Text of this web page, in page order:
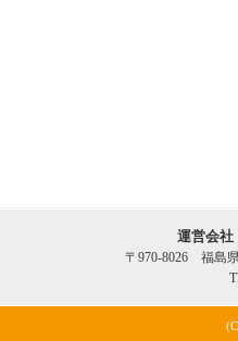
運営会
〒970-8026 福島